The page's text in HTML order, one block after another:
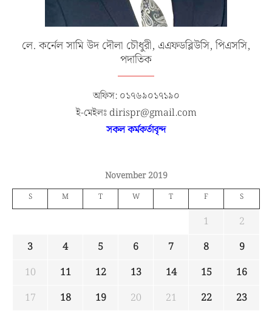
লে. কর্নেল সামি উদ দৌলা চৌধুরী, এএফডব্লিউসি, পিএসসি,
পদাতিক
অফিস: ০১৭৬৯০১৭১৯০
ই-মেইলঃ dirispr@gmail.com
সকল কর্মকর্তাবৃন্দ
November 2019
S M T W T F S
1
2
3
4 5 6 7 8
9
10
11 12 13 14 15
16
17
18 19 20 21 22
23